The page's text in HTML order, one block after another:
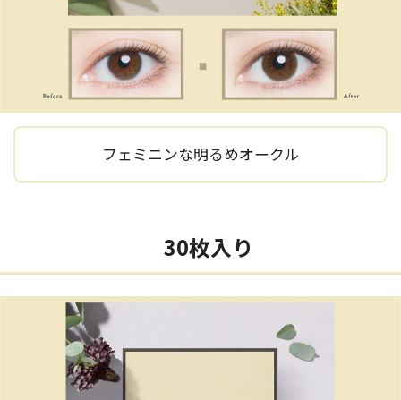
フェミニンな明るめオークル
30枚入り